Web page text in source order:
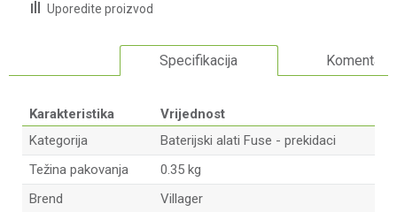
Uporedite proizvod
Specifikacija Komentari
Karakteristika
Vrijednost
Kategorija
Baterijski alati Fuse - prekidaci
Težina pakovanja
0.35 kg
Brend
Villager